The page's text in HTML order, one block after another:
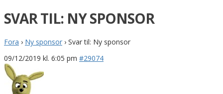
SVAR TIL: NY SPONSOR
Fora › Ny sponsor › Svar til: Ny sponsor
09/12/2019 kl. 6:05 pm #29074